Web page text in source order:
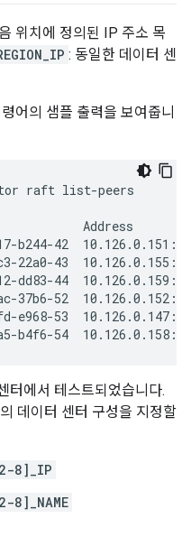
위치에 정의된 IP 주소 목
: 동일한 데이터 센
어의 샘플 출력을 보여줍니
raft list-peers
Address
b244-42
22a0-43
dd83-44
37b6-52
e968-53
b4f6-54
터에서 테스트되었습니다.
데이터 센터 구성을 지정할
8]_IP
8]_NAME